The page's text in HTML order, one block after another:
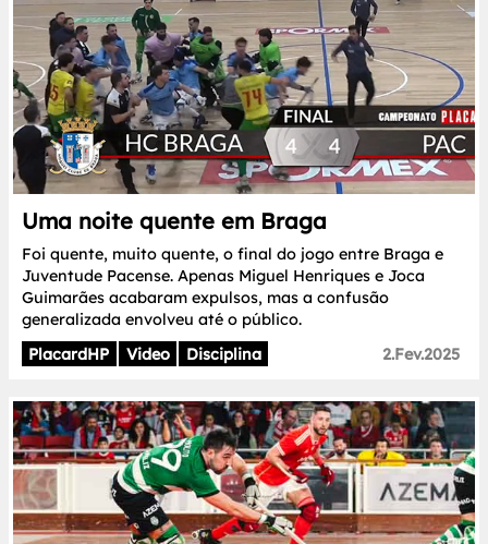
Uma noite quente em Braga
Foi quente, muito quente, o final do jogo entre Braga e
Juventude Pacense. Apenas Miguel Henriques e Joca
Guimarães acabaram expulsos, mas a confusão
generalizada envolveu até o público.
PlacardHP
Video Disciplina 2.Fev.2025